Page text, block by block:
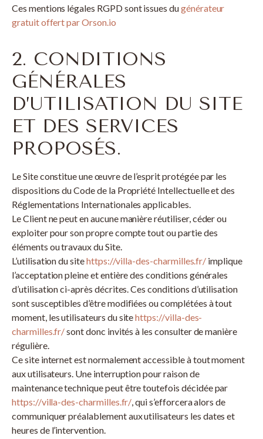
Ces mentions légales RGPD sont issues dugénérateur
gratuit offert par Orson.io
2. CONDITIONS
GÉNÉRALES
D’UTILISATION DU SITE
ET DES SERVICES
PROPOSÉS.
Le Site constitue une œuvre de l’esprit protégée par les
dispositions du Code de la Propriété Intellectuelle et des
Réglementations Internationales applicables.
Le Client ne peut en aucune manière réutiliser, céder ou
exploiter pour son propre compte tout ou partie des
éléments ou travaux du Site.
L’utilisation du sitehttps://villa-des-charmilles.fr/ implique
l’acceptation pleine et entière des conditions générales
d’utilisation ci-après décrites. Ces conditions d’utilisation
sont susceptibles d’être modifiées ou complétées à tout
moment, les utilisateurs du sitehttps://villa-des-
charmilles.fr/sont donc invités à les consulter de manière
régulière.
Ce site internet est normalement accessible à tout moment
aux utilisateurs. Une interruption pour raison de
maintenance technique peut être toutefois décidée par
https://villa-des-charmilles.fr/ , qui s’efforcera alors de
communiquer préalablement aux utilisateurs les dates et
heures de l’intervention.